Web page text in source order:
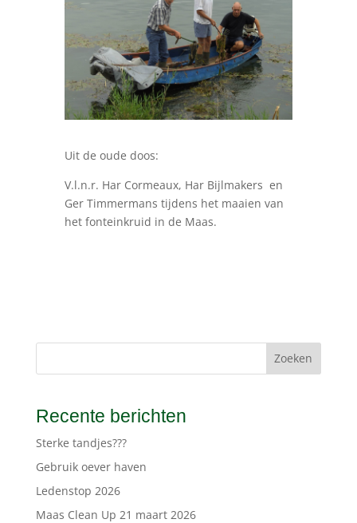
Uit de oude doos:
V.l.n.r. Har Cormeaux, Har Bijlmakers en
Ger Timmermans tijdens het maaien van
het fonteinkruid in de Maas.
Zoeken
Recente berichten
Sterke tandjes???
Gebruik oever haven
Ledenstop 2026
Maas Clean Up 21 maart 2026